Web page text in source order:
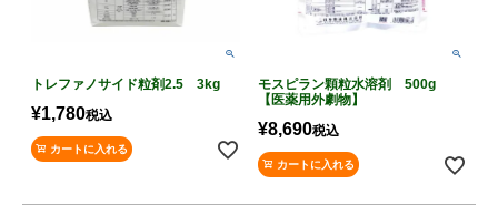
トレファノサイド粒剤2.5 3kg
¥1,780税込
カートに入れる
モスピラン顆粒水溶剤 500g
【医薬用外劇物】
¥8,690税込
カートに入れる